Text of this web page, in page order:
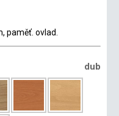
paměť. ovlad.
dub